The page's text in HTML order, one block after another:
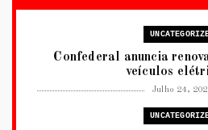
Confederal anuncia
veículos
Julho 24,